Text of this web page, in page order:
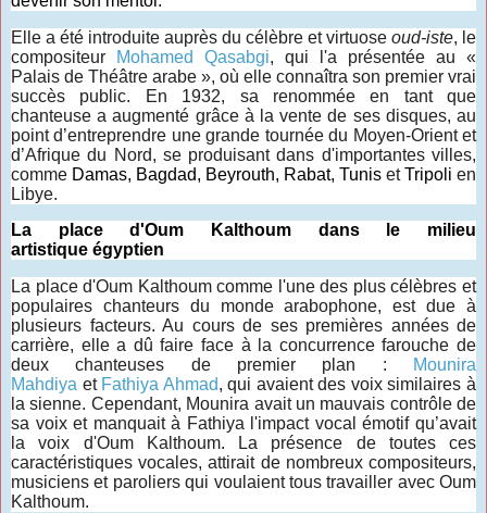
Elle a été introduite auprès du célèbre et virtuose oud-iste, le
compositeur
Mohamed Qasabgi, qui l'a présentée au «
Palais de Théâtre arabe », où elle connaîtra son premier vrai
succès public. En 1932, sa renommée en tant que
chanteuse a augmenté grâce à la vente de ses disques, au
point d’entreprendre une grande tournée du Moyen-Orient et
d’Afrique du Nord, se produisant dans d'importantes villes,
comme Damas, Bagdad, Beyrouth, Rabat, Tunis etTripoli en
Libye.
La place d'Oum Kalthoum dans le milieu
artistique égyptien
La place d'Oum Kalthoum comme l'une des plus célèbres et
populaires chanteurs du monde arabophone, est due à
plusieurs facteurs. Au cours de ses premières années de
carrière, elle a dû faire face à la concurrence farouche de
deux chanteuses de premier plan :
Mounira
Mahdiya et Fathiya Ahmad, qui avaient des voix similaires à
la sienne. Cependant, Mounira avait un mauvais contrôle de
sa voix et manquait à Fathiya l'impact vocal émotif qu’avait
la voix d'Oum Kalthoum. La présence de toutes ces
caractéristiques vocales, attirait de nombreux compositeurs,
musiciens et paroliers qui voulaient tous travailler avec Oum
Kalthoum.